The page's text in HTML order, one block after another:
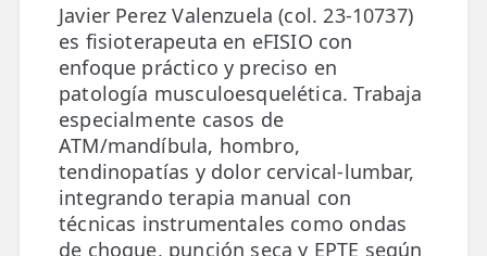
🩻 Fisioterapia Traumatológica
😧 Fisioterapia ATM
🦴 Osteopatía
🫶 Suelo Pélvico
💆 Masajes Madrid
Javier Perez Valenzuela (col. 23-10737)
es fisioterapeuta en eFISIO con
enfoque práctico y preciso en
patología musculoesquelética. Trabaja
especialmente casos de
ATM/mandíbula, hombro,
tendinopatías y dolor cervical-lumbar,
integrando terapia manual con
técnicas instrumentales como ondas
de choque, punción seca y EPTE según